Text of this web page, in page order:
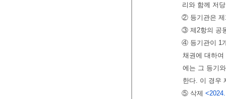
리와 함께 저
② 등기관은 제
③ 제2항의 공
④ 등기관이 1
채권에 대하
에는 그 등기
한다. 이 경우
⑤ 삭제